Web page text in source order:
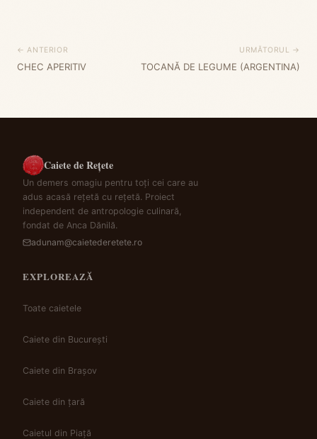
← ANTERIOR
CHEC APERITIV
URMĂTORUL →
TOCANĂ DE LEGUME (ARGENTINA)
Caiete de Rețete
Un demers omagiu pentru toți cei care au
adus acasă rețetă cu rețetă. Proiect
independent de antropologie culinară,
fondat de Anca Dănilă.
adunam@caietederetete.ro
EXPLOREAZĂ
Toate caietele
Caiete din București
Caiete din Brașov
Caiete din țară
Caietul din Piață